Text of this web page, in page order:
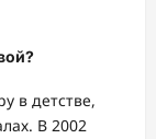
в детстве,
В 2002